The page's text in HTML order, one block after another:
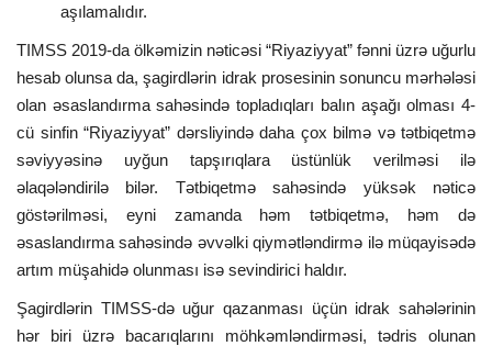
aşılamalıdır.
TIMSS 2019-da ölkəmizin nəticəsi “Riyaziyyat” fənni üzrə uğurlu
hesab olunsa da, şagirdlərin idrak prosesinin sonuncu mərhələsi
olan əsaslandırma sahəsində topladıqları balın aşağı olması 4-
cü sinfin “Riyaziyyat” dərsliyində daha çox bilmə və tətbiqetmə
səviyyəsinə uyğun tapşırıqlara üstünlük verilməsi ilə
əlaqələndirilə bilər. Tətbiqetmə sahəsində yüksək nəticə
göstərilməsi, eyni zamanda həm tətbiqetmə, həm də
əsaslandırma sahəsində əvvəlki qiymətləndirmə ilə müqayisədə
artım müşahidə olunması isə sevindirici haldır.
Şagirdlərin TIMSS-də uğur qazanması üçün idrak sahələrinin
hər biri üzrə bacarıqlarını möhkəmləndirməsi, tədris olunan